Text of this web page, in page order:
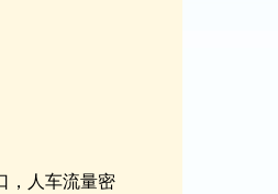
，人车流量密